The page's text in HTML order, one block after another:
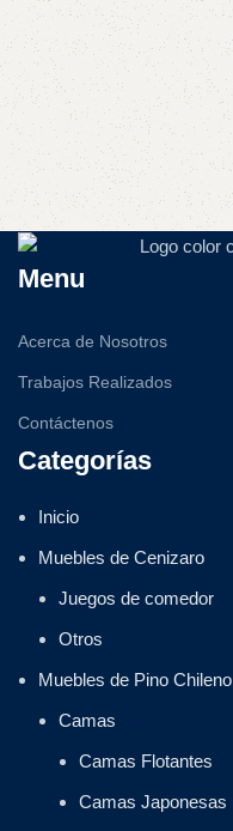
Menu
Acerca de Nosotros
Trabajos Realizados
Contáctenos
Categorías
Inicio
Muebles de Cenizaro
Juegos de comedor
Otros
Muebles de Pino Chileno
Camas
Camas Flotantes
Camas Japonesas